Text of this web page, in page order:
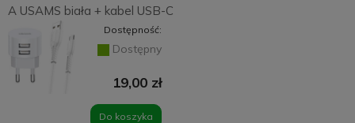
A USAMS biała + kabel USB-C
Dostępność:
Dostępny
19,00 zł
Do koszyka